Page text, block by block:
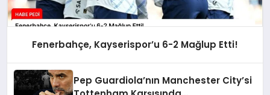
Fenerbahçe, Kayserispor’u 6-2 Mağlup Etti!
Pep Guardiola’nın Manchester City’si